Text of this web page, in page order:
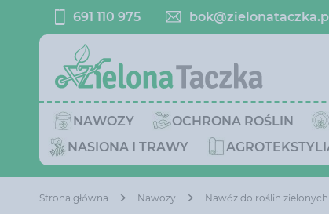
691 110 975
NAWOZY OCHRONA ROŚLIN
NASIONA I TRAWY
Strona główna Nawozy Nawóz do roślin zielonych